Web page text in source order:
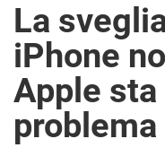
La
iPhone
Apple sta
problema